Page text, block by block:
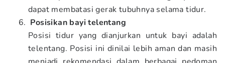
dapat membatasi gerak tubuhnya selama tidur.
Posisikan bayi telentang
Posisi tidur yang dianjurkan untuk bayi adalah
telentang. Posisi ini dinilai lebih aman dan masih